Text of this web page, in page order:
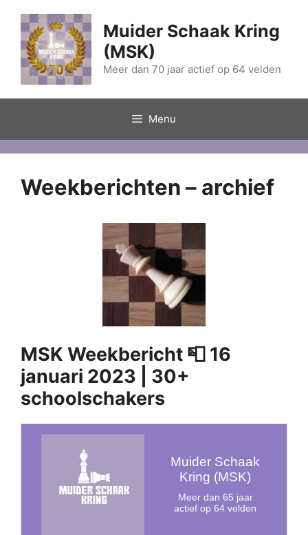
naar
inhoud
Muider Schaak Kring
(MSK)
Meer dan 70 jaar actief op 64 velden
Menu
Weekberichten – archief
MSK Weekbericht 📮 16
januari 2023 | 30+
schoolschakers